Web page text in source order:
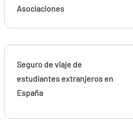
Asociaciones
Seguro de viaje de
estudiantes extranjeros en
España